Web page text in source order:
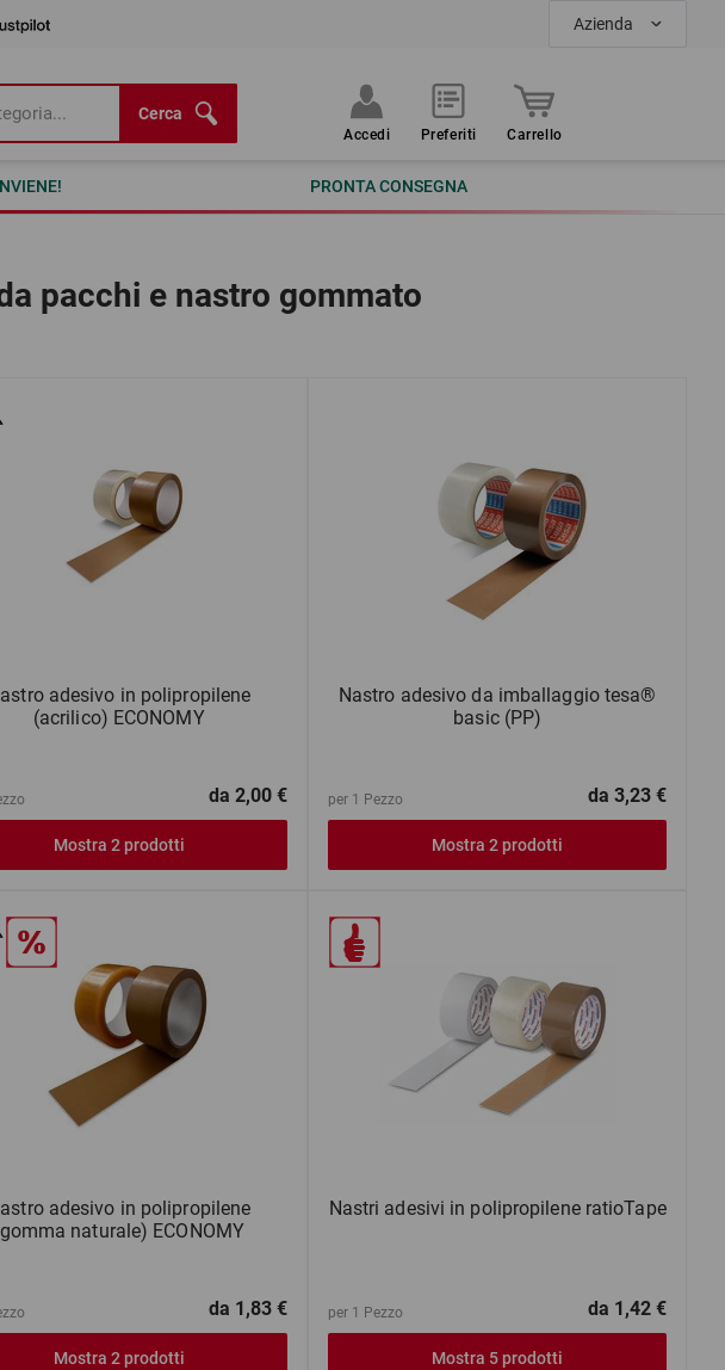
Azienda
Cerca
Accedi Preferiti Carrello
PRONTA CONSEGNA
pacchi e nastro gommato
adesivo in polipropilene
(acrilico) ECONOMY
da 2,00 €
Mostra 2 prodotti
Nastro adesivo da imballaggio tesa®
basic (PP)
per 1 Pezzo da 3,23 €
Mostra 2 prodotti
adesivo in polipropilene
naturale) ECONOMY
da 1,83 €
Mostra 2 prodotti
Nastri adesivi in polipropilene ratioTape
per 1 Pezzo da 1,42 €
Mostra 5 prodotti